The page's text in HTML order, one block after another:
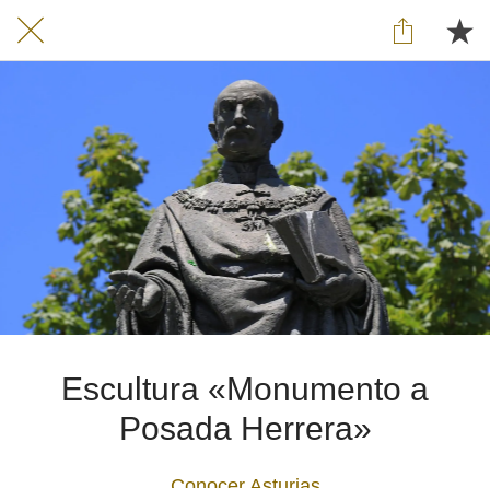
Escultura «Monumento a
Posada Herrera»